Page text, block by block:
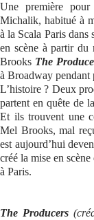
Une première
Michalik, habitué à
à la Scala Paris dans
en scène à partir du
Brooks The
à Broadway pendant
L’histoire ? Deux
partent en quête de
Et ils trouvent une
Mel Brooks, mal
est aujourd’hui
créé la mise en
à Paris.
The Producers